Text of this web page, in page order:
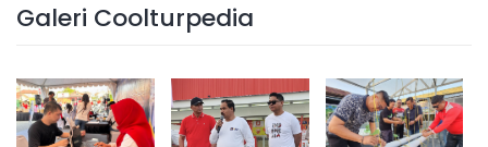
Galeri Coolturpedia